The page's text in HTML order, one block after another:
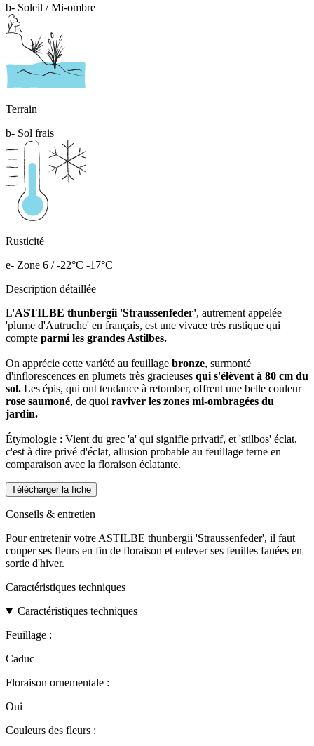
b- Soleil / Mi-ombre
Terrain
b- Sol frais
Rusticité
e- Zone 6 / -22°C -17°C
Description détaillée
L'ASTILBE thunbergii 'Straussenfeder', autrement appelée
'plume d'Autruche' en français, est une vivace très rustique qui
compte parmi les grandes Astilbes.
On apprécie cette variété au feuillage bronze, surmonté
d'inflorescences en plumets très gracieuses qui s'élèvent à 80 cm du
sol. Les épis, qui ont tendance à retomber, offrent une belle couleur
rose saumoné, de quoi raviver les zones mi-ombragées du
jardin.
Étymologie : Vient du grec 'a' qui signifie privatif, et 'stilbos' éclat,
c'est à dire privé d'éclat, allusion probable au feuillage terne en
comparaison avec la floraison éclatante.
Télécharger la fiche
Conseils & entretien
Pour entretenir votre ASTILBE thunbergii 'Straussenfeder', il faut
couper ses fleurs en fin de floraison et enlever ses feuilles fanées en
sortie d'hiver.
Caractéristiques techniques
Caractéristiques techniques
Feuillage :
Caduc
Floraison ornementale :
Oui
Couleurs des fleurs :